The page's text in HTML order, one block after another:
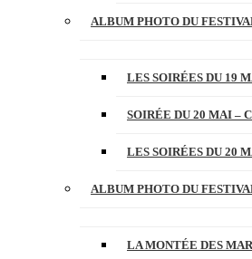
ALBUM PHOTO DU
LES SOIRÉES DU 19
SOIRÉE DU 20 MAI –
LES SOIRÉES DU 20
ALBUM PHOTO DU
LA MONTÉE DES